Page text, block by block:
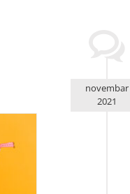
novembar
2021